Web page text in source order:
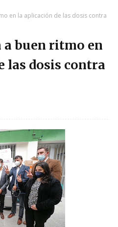
en la aplicación de las dosis contra
a buen ritmo en
las dosis contra